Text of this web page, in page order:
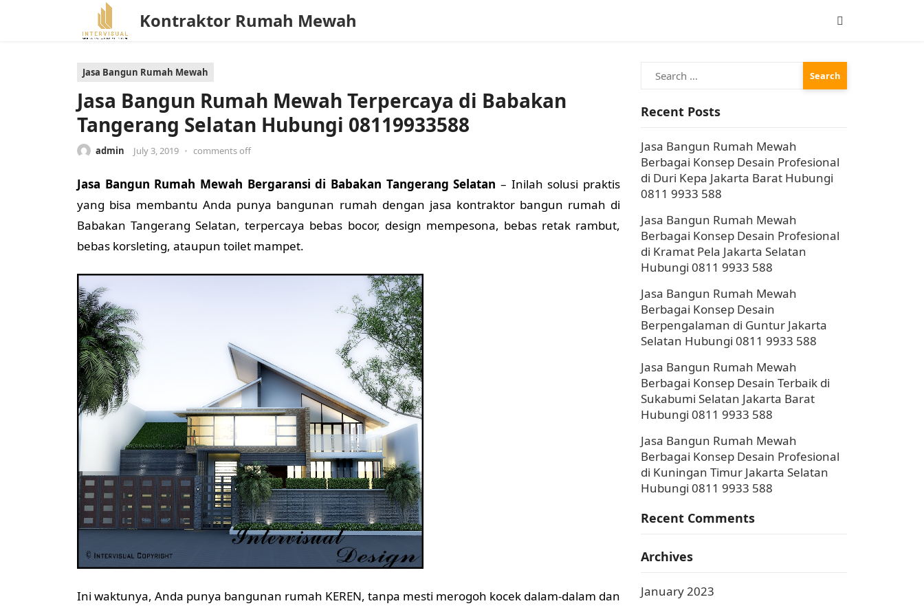
Kontraktor Rumah Mewah
Jasa Bangun Rumah Mewah
Jasa Bangun Rumah Mewah Terpercaya di Babakan
Tangerang Selatan Hubungi 08119933588
admin July 3, 2019 • comments off
Jasa Bangun Rumah Mewah Bergaransi di Babakan Tangerang Selatan – Inilah solusi praktis
yang bisa membantu Anda punya bangunan rumah dengan jasa kontraktor bangun rumah di
Babakan Tangerang Selatan, terpercaya bebas bocor, design mempesona, bebas retak rambut,
bebas korsleting, ataupun toilet mampet.
Ini waktunya, Anda punya bangunan rumah KEREN, tanpa mesti merogoh kocek dalam-dalam dan
Search
for:
Recent Posts
Jasa Bangun Rumah Mewah
Berbagai Konsep Desain Profesional
di Duri Kepa Jakarta Barat Hubungi
0811 9933 588
Jasa Bangun Rumah Mewah
Berbagai Konsep Desain Profesional
di Kramat Pela Jakarta Selatan
Hubungi 0811 9933 588
Jasa Bangun Rumah Mewah
Berbagai Konsep Desain
Berpengalaman di Guntur Jakarta
Selatan Hubungi 0811 9933 588
Jasa Bangun Rumah Mewah
Berbagai Konsep Desain Terbaik di
Sukabumi Selatan Jakarta Barat
Hubungi 0811 9933 588
Jasa Bangun Rumah Mewah
Berbagai Konsep Desain Profesional
di Kuningan Timur Jakarta Selatan
Hubungi 0811 9933 588
Recent Comments
Archives
January 2023